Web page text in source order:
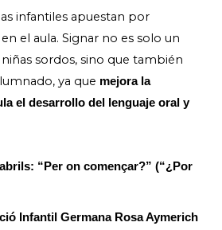
infantiles apuestan por
el aula. Signar no es solo un
sordos, sino que también
ya que mejora la
el desarrollo del lenguaje oral y
“Per on començar?” (“¿Por
Infantil Germana Rosa Aymerich